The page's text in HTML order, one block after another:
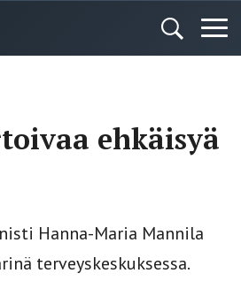
ehkäisyä
Hanna-Maria Mannila
terveyskeskuksessa.